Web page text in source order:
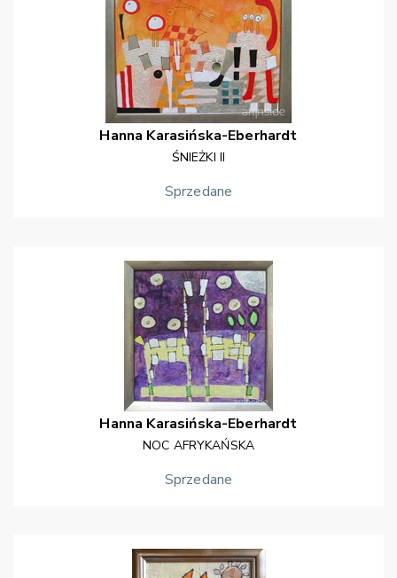
Hanna Karasińska-Eberhardt
ŚNIEŻKI II
Sprzedane
Hanna Karasińska-Eberhardt
NOC AFRYKAŃSKA
Sprzedane